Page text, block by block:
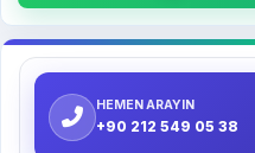
HEMEN ARAYIN
+90 212 549 05 38